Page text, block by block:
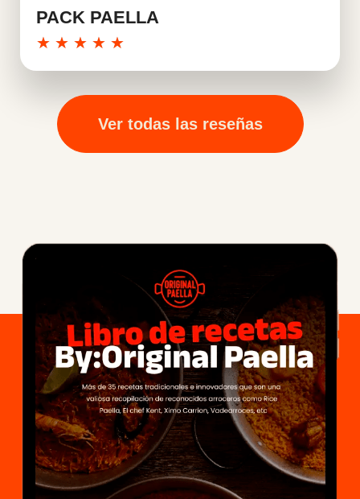
PACK PAELLA
★ ★ ★ ★ ★
Ver todas las reseñas